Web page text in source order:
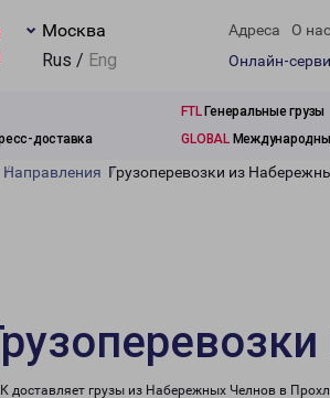
Москва
Rus / Eng
Адреса О нас
Онлайн-
FTLГенеральные грузы
доставка GLOBAL
Направления Грузоперевозки из
доставляет грузы из Набережных Челнов в